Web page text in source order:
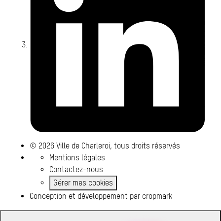
© 2026 Ville de Charleroi, tous droits réservés
Mentions légales
Contactez-nous
Gérer mes cookies
Conception et développement par cropmark